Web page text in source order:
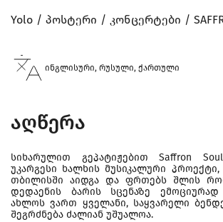
Yolo პოსტერი კონცერტები
ინგლისური, რუსული, ქართული
აღწერა
სიხარულით გეპატიჟებით Saffron
უკარგესი ხალხის მუსიკალური
თბილისში აიდგა და ფრთებს შლის
დედაენის ბარის სცენაზე
ახლოს ვართ ყველანი, საყვარელი
შეგრძნება ძალიან უშუალოა.